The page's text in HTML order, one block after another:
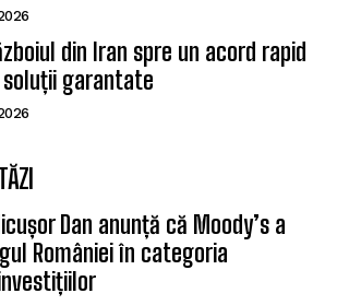
din Iran spre un acord rapid
garantate
Dan anunță că Moody’s a
României în categoria